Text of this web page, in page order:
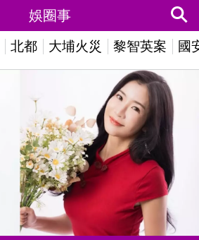
北都 大埔火災 黎智英案 國
娛圈事